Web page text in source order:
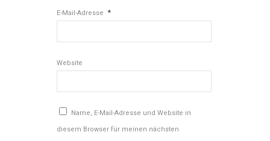
E-Mail-Adresse *
Website
Name, E-Mail-Adresse und Website in
diesem Browser für meinen nächsten